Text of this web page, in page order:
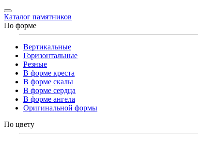
Каталог памятников
По форме
Вертикальные
Горизонтальные
Резные
В форме креста
В форме скалы
В форме сердца
В форме ангела
Оригинальной формы
По цвету